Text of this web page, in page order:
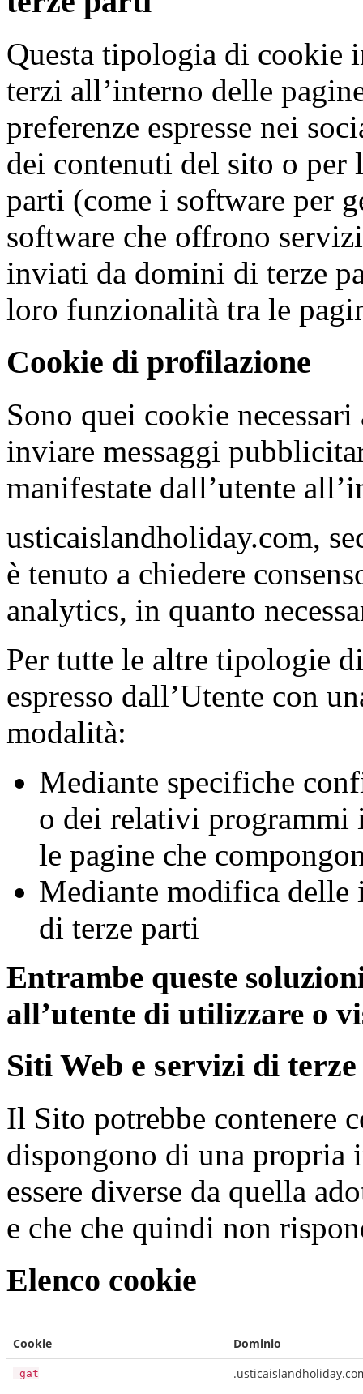
Questa tipologia di cookie
terzi all’interno delle
preferenze espresse nei
dei contenuti del sito o per
parti (come i software per
software che offrono
inviati da domini di terze
loro funzionalità tra le
Cookie di profilazione
Sono quei cookie
inviare messaggi
manifestate dall’utente
usticaislandholiday.com,
è tenuto a chiedere
analytics, in quanto
Per tutte le altre tipologie
espresso dall’Utente con
modalità:
Mediante specifiche
o dei relativi
le pagine che
Mediante modifica delle
di terze parti
Entrambe queste
all’utente di utilizzare o
Siti Web e servizi di
Il Sito potrebbe contenere
dispongono di una propria
essere diverse da quella
e che che quindi non
Elenco cookie
Cookie Dominio
_gat